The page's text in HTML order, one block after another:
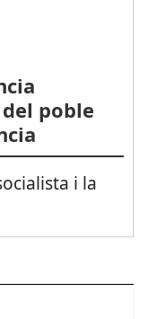
poble
i la